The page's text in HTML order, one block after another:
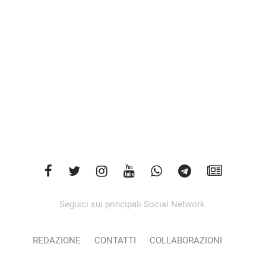
Seguici sui principali Social Network.
REDAZIONE CONTATTI COLLABORAZIONI